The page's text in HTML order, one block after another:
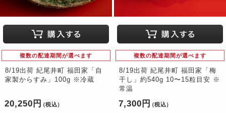
複数の配達期間が選べます
8/19出荷 紀尾井町 福田家「自
家製からすみ」100g ※冷蔵
20,250円 （税込）
複数の配達期間が選べます
8/19出荷 紀尾井町 福田家「梅
干し」約540g 10〜15粒目安 ※
常温
7,300円 （税込）